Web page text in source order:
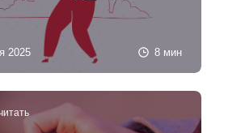
2025 8 мин